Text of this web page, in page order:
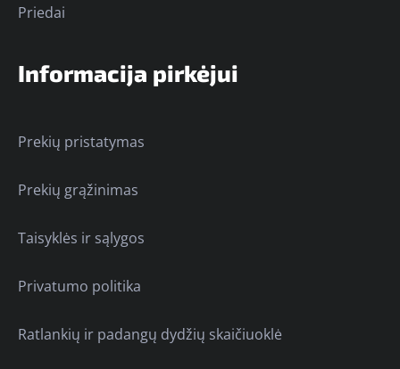
Priedai
Informacija pirkėjui
Prekių pristatymas
Prekių grąžinimas
Taisyklės ir sąlygos
Privatumo politika
Ratlankių ir padangų dydžių skaičiuoklė